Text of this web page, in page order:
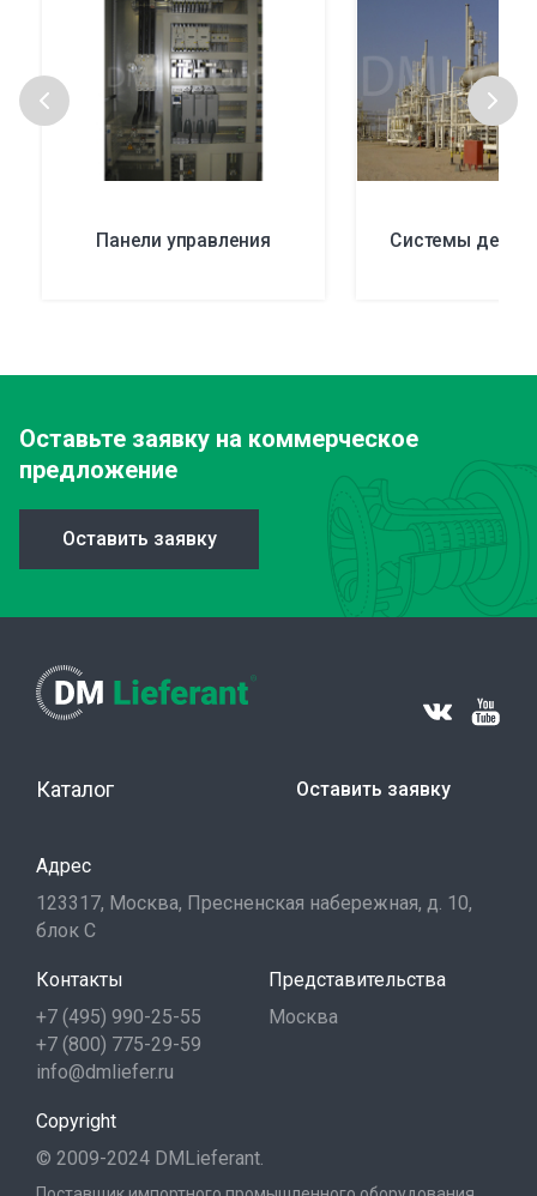
Панели управления Системы
Оставьте заявку на коммерческое
предложение
Оставить заявку
Каталог Оставить заявку
Адрес
123317, Москва, Пресненская набережная, д. 10,
блок С
Контакты
+7 (495) 990-25-55
+7 (800) 775-29-59
info@dmliefer.ru
Представительства
Москва
Copyright
© 2009-2024 DMLieferant.